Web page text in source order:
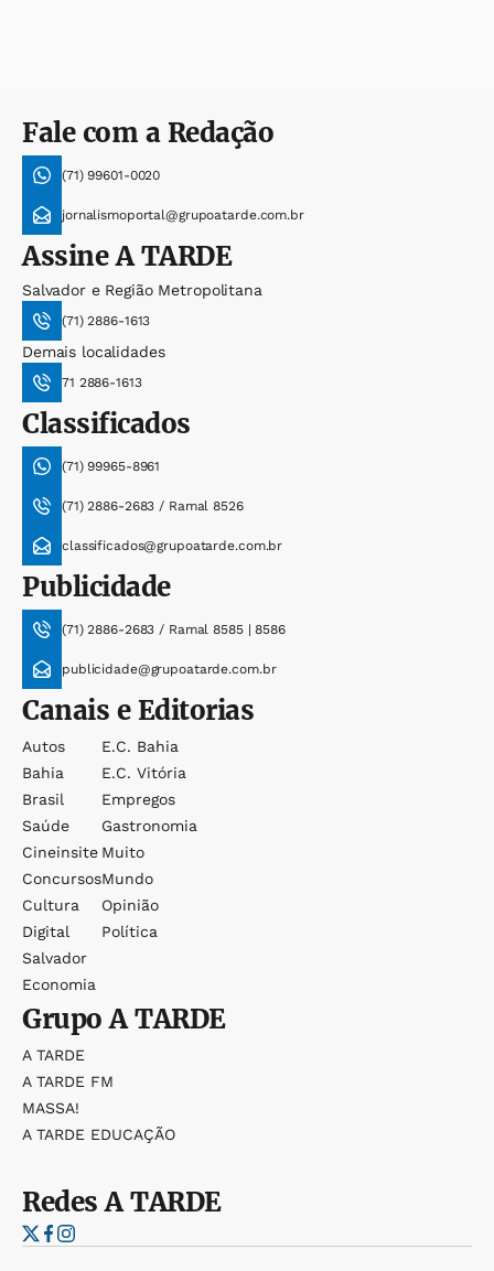
Fale com a Redação
(71) 99601-0020
jornalismoportal@grupoatarde.com.br
AssineA TARDE
Salvador e Região Metropolitana
(71) 2886-1613
Demais localidades
71 2886-1613
Classificados
(71) 99965-8961
(71) 2886-2683 / Ramal 8526
classificados@grupoatarde.com.br
Publicidade
(71) 2886-2683 / Ramal 8585 | 8586
publicidade@grupoatarde.com.br
Canais e Editorias
Autos
Bahia
Brasil
Saúde
Cineinsite
Concursos
Cultura
Digital
Salvador
Economia
E.c. Bahia
E.c. Vitória
Empregos
Gastronomia
Muito
Mundo
Opinião
Política
GrupoA TARDE
A TARDE
A TARDE FM
MASSA!
A TARDE EDUCAÇÃO
RedesA TARDE